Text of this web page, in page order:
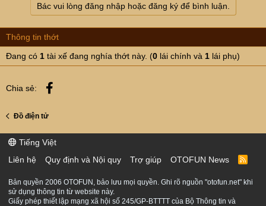
Bác vui lòng đăng nhập hoặc đăng ký để bình luận.
Thông tin thớt
Đang có 1 tài xế đang nghía thớt này. (0 lái chính và 1 lái phụ)
Chia sẻ:
Đồ điện tử
Tiếng Việt
Liên hệ
Quy định và Nội quy Trợ giúp OTOFUN News
R
S
Bản quyền 2006 OTOFUN, bảo lưu mọi quyền. Ghi rõ nguồn "otofun.net" khi
sử dụng thông tin từ website này.
Giấy phép thiết lập mạng xã hội số 245/GP-BTTTT của Bộ Thông tin và